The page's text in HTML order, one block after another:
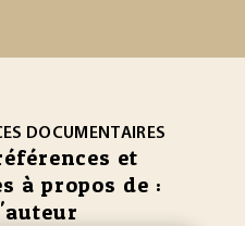
DOCUMENTAIRES
et
à propos de :